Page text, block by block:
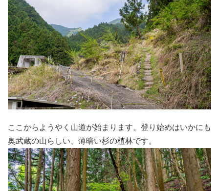
ここからようやく山道が始まります。登り始めはいかにも
奥武蔵の山らしい、薄暗い杉の植林です。